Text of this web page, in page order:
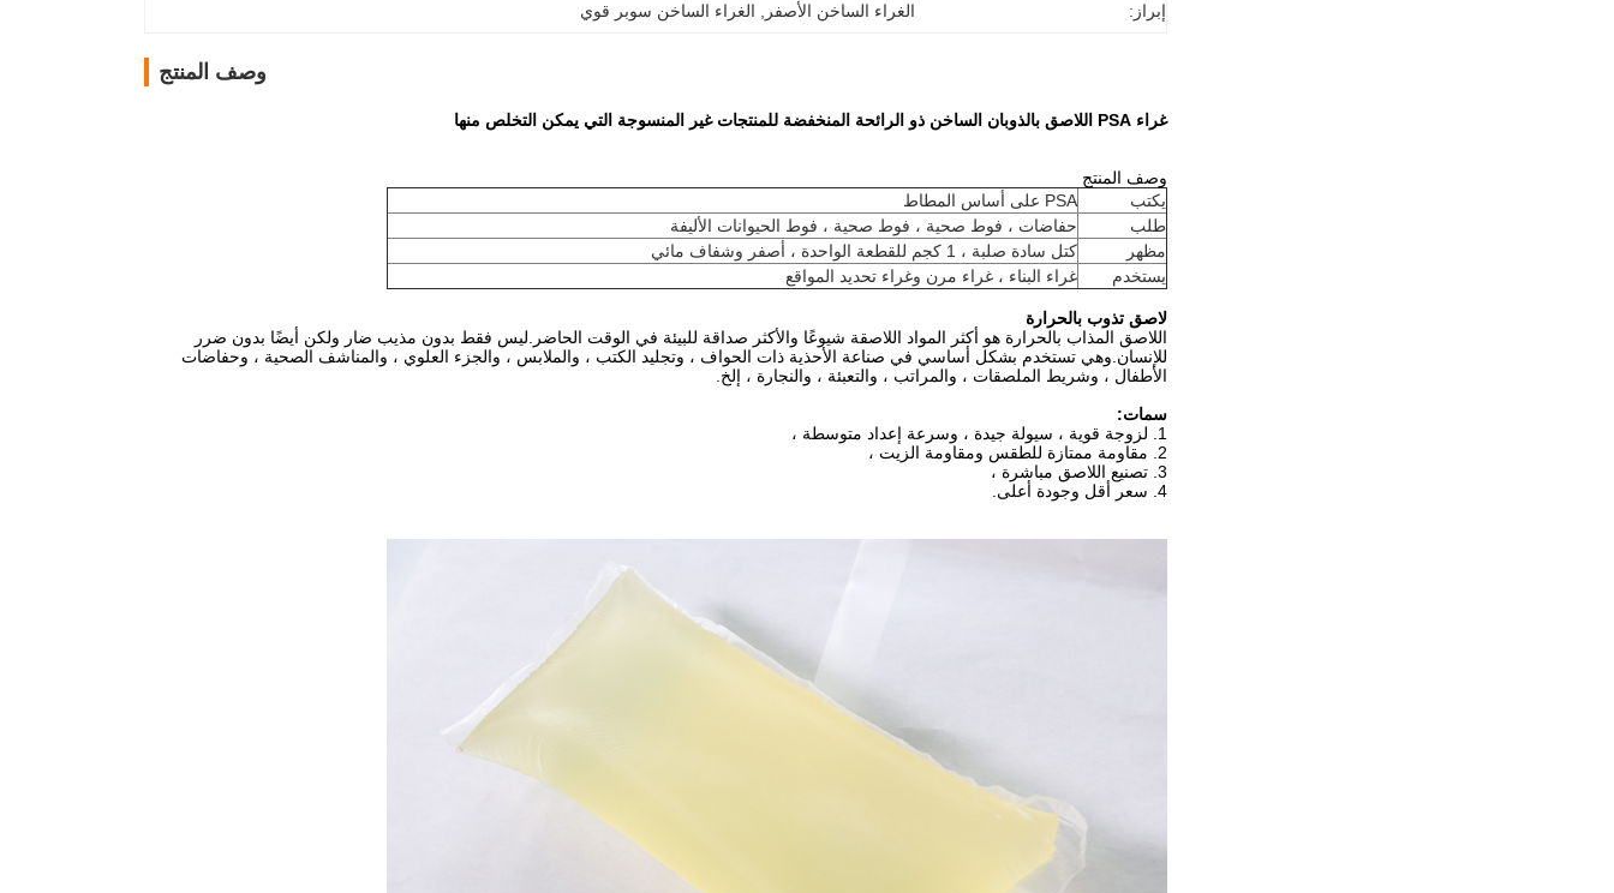
إبراز: الغراء الساخن الأصفر الغراء الساخن سوبر قوي
وصف المنتج
غراء PSA اللاصق بالذوبان الساخن ذو الرائحة المنخفضة للمنتجات غير المنسوجة التي يمكن التخلص منها
وصف المنتج
يكتب
PSA على أساس المطاط
طلب
حفاضات ، فوط صحية ، فوط صحية ، فوط الحيوانات الأليفة
مظهر
كتل سادة صلبة ، 1 كجم للقطعة الواحدة ، أصفر وشفاف مائي
يستخدم
غراء البناء ، غراء مرن وغراء تحديد المواقع
لاصق تذوب بالحرارة
اللاصق المذاب بالحرارة هو أكثر المواد اللاصقة شيوعًا والأكثر صداقة للبيئة في الوقت الحاضر.ليس فقط بدون مذيب ضار ولكن أيضًا بدون ضرر
للإنسان.وهي تستخدم بشكل أساسي في صناعة الأحذية ذات الحواف ، وتجليد الكتب ، والملابس ، والجزء العلوي ، والمناشف الصحية ، وحفاضات
الأطفال ، وشريط الملصقات ، والمراتب ، والتعبئة ، والنجارة ، إلخ.
سمات:
1. لزوجة قوية ، سيولة جيدة ، وسرعة إعداد متوسطة ،
2. مقاومة ممتازة للطقس ومقاومة الزيت ،
3. تصنيع اللاصق مباشرة ،
4. سعر أقل وجودة أعلى.